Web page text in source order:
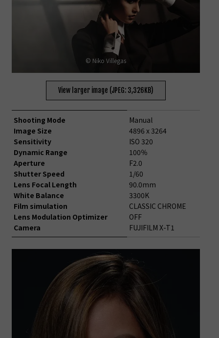
© Niko Villegas
View larger image (JPEG: 3,326KB)
Shooting Mode
Image Size
Sensitivity
Dynamic Range
Aperture
Shutter Speed
Lens Focal Length
White Balance
Film simulation
Lens Modulation Optimizer
Camera
Manual
4896 x 3264
ISO 320
100％
F2.0
1/60
90.0mm
3300K
CLASSIC CHROME
OFF
FUJIFILM X-T1